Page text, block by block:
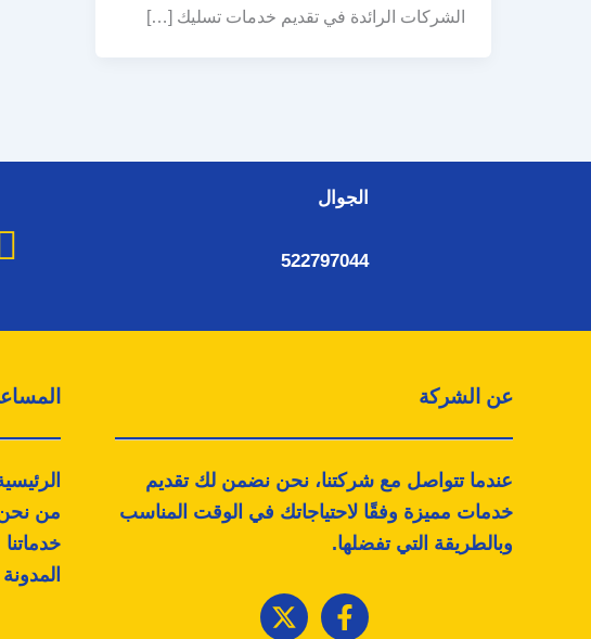
الشركات الرائدة في تقديم خدمات تسليك […]
الجوال
522797044
عن الشركة
عندما تتواصل مع شركتنا، نحن نضمن لك تقديم
خدمات مميزة وفقًا لاحتياجاتك في الوقت المناسب
وبالطريقة التي تفضلها.
من
خدماتنا
المدونة